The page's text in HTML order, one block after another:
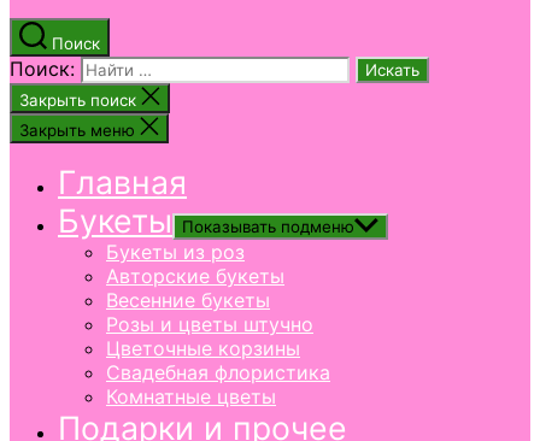
Поиск
Поиск:
Закрыть поиск
Закрыть меню
Главная
Букеты
Показывать подменю
Букеты из роз
Авторские букеты
Весенние букеты
Розы и цветы штучно
Цветочные корзины
Свадебная флористика
Комнатные цветы
Подарки и прочее